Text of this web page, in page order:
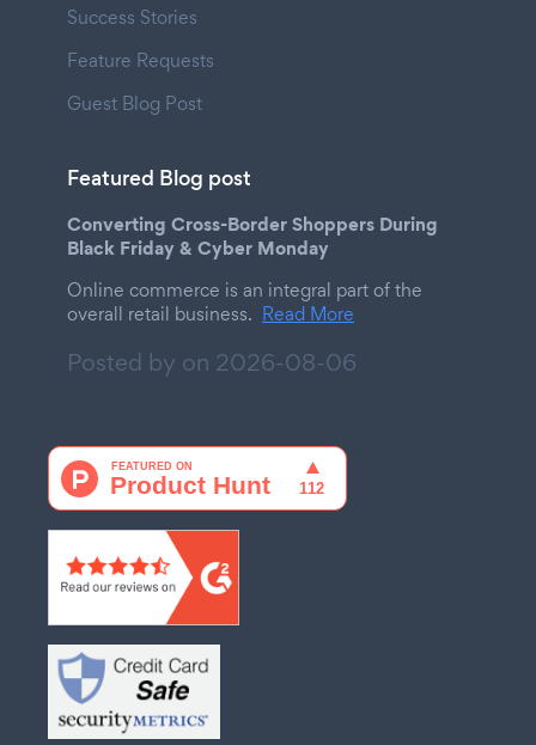
Success Stories
Feature Requests
Guest Blog Post
Featured Blog post
Converting Cross-Border Shoppers During
Black Friday & Cyber Monday
Online commerce is an integral part of the
overall retail business. Read More
Posted by on 2026-08-06